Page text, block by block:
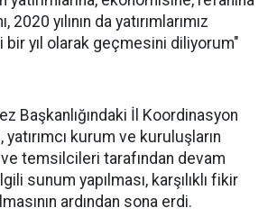
2020 yılının da yatırımlarımız
bir yıl olarak geçmesini diliyorum"
Başkanlığındaki İl Koordinasyon
yatırımcı kurum ve kuruluşların
temsilcileri tarafından devam
sunum yapılması, karşılıklı fikir
ardından sona erdi.